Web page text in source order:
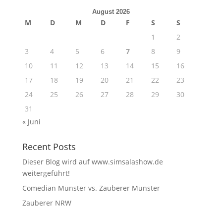
August 2026
M D M D F S
S
1
2
3
4 5 6 7 8
9
10
11 12 13 14 15
16
17
18 19 20 21 22
23
24
25 26 27 28 29
30
31
« Juni
Recent Posts
Dieser Blog wird auf www.simsalashow.de
weitergeführt!
Comedian Münster vs. Zauberer Münster
Zauberer NRW